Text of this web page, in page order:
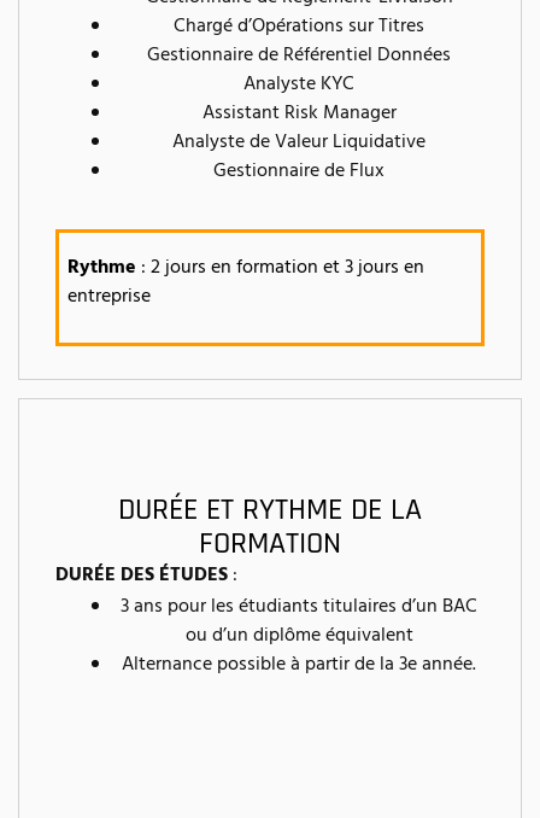
Chargé d’Opérations sur Titres
Gestionnaire de Référentiel Données
Analyste KYC
Assistant Risk Manager
Analyste de Valeur Liquidative
Gestionnaire de Flux
Rythme : 2 jours en formation et 3 jours en
entreprise
DURÉE ET RYTHME DE LA
FORMATION
DURÉE DES ÉTUDES:
3 ans pour les étudiants titulaires d’un BAC
ou d’un diplôme équivalent
Alternance possible à partir de la 3e année.